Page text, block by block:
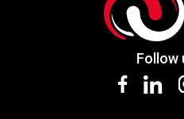
Follow